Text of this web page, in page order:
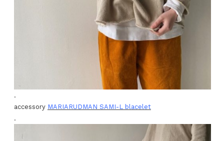
.
accessory MARIARUDMAN SAMI-L blacelet
.